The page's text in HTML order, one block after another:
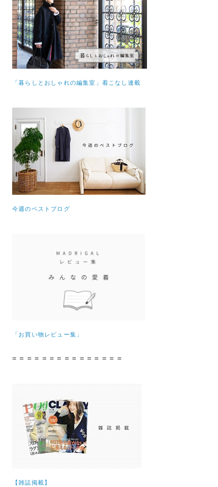
「暮らしとおしゃれの編集室」着こなし連載
今週のベストブログ
「お買い物レビュー集」
= = = = = = = = = = = = = = =
【雑誌掲載】